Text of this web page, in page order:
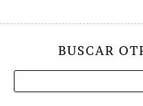
BUSCAR